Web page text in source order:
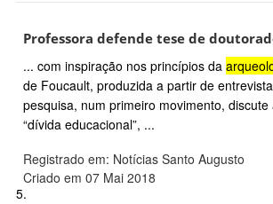
Professora defende tese de
... com inspiração nos princípios da
de Foucault, produzida a partir de
pesquisa, num primeiro movimento,
“dívida educacional”, ...
Registrado em: Notícias Santo Augusto
Criado em 07 Mai 2018
5.